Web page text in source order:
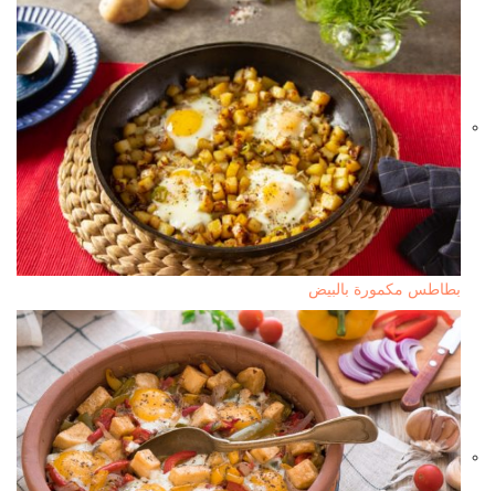
بطاطس مكمورة بالبيض